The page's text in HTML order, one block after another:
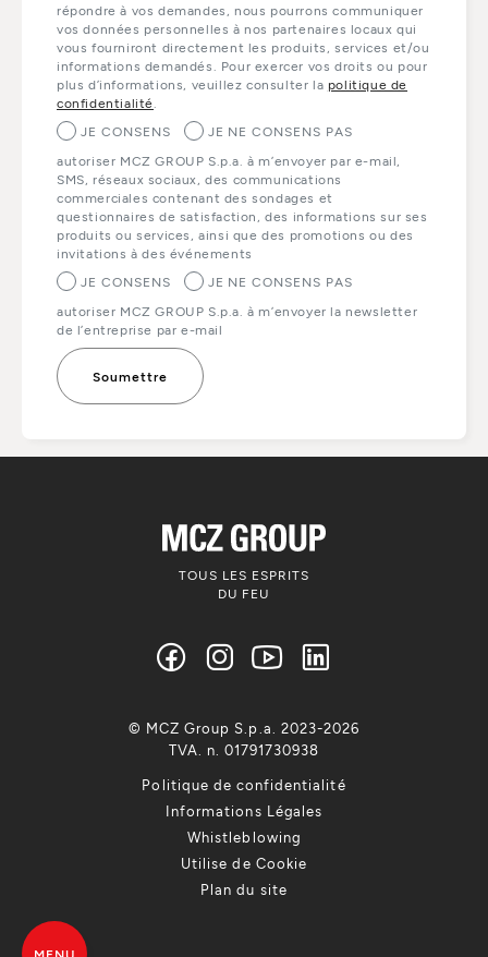
répondre à vos demandes, nous pourrons communiquer
vos données personnelles à nos partenaires locaux qui
vous fourniront directement les produits, services et/ou
informations demandés. Pour exercer vos droits ou pour
plus d’informations, veuillez consulter la politique de
confidentialité
JE CONSENS
JE NE CONSENS PAS
autoriser MCZ GROUP S.p.a. à m’envoyer par e-mail,
SMS, réseaux sociaux, des communications
commerciales contenant des sondages et
questionnaires de satisfaction, des informations sur ses
produits ou services, ainsi que des promotions ou des
invitations à des événements
JE CONSENS
JE NE CONSENS PAS
autoriser MCZ GROUP S.p.a. à m’envoyer la newsletter
de l’entreprise par e-mail
TOUS LES ESPRITS
DU FEU
Politique de confidentialité
Informations Légales
Whistleblowing
Utilise de Cookie
Plan du site
© MCZ Group S.p.a. 2023-2026
TVA. n. 01791730938
MENU